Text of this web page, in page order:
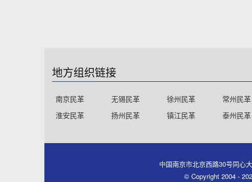
地方组织链接
南京民革 无锡民革 徐州民革
常州民革
淮安民革
扬州民革 镇江民革 泰州民革
中国南京市北京西路30号同心
© Copyright 2004 -